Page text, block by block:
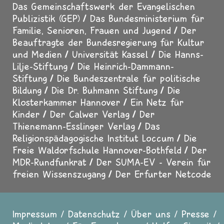
Das Gemeinschaftswerk der Evangelischen
Publizistik (GEP)
Das Bundesministerium für
Familie, Senioren, Frauen und Jugend
Der
Beauftragte der Bundesregierung für Kultur
und Medien
Universität Kassel
Die Hanns-
Lilje-Stiftung
Die Heinrich-Dammann-
Stiftung
Die Bundeszentrale für politische
Bildung
Die Dr. Buhmann Stiftung
Die
Klosterkammer Hannover
Ein Netz für
Kinder
Der Calwer Verlag
Der
Thienemann-Esslinger Verlag
Das
Religionspädagogische Institut Loccum
Die
Freie Waldorfschule Hannover-Bothfeld
Der
MDR-Rundfunkrat
Der SUMA-EV - Verein für
freien Wissenszugang
Der Erfurter Netcode
Impressum Datenschutz Über uns
Presse